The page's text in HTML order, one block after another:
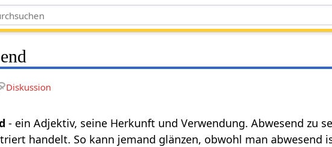
Diskussion
- ein Adjektiv, seine Herkunft und Verwendung. Abwesend zu
handelt. So kann jemand glänzen, obwohl man abwesend